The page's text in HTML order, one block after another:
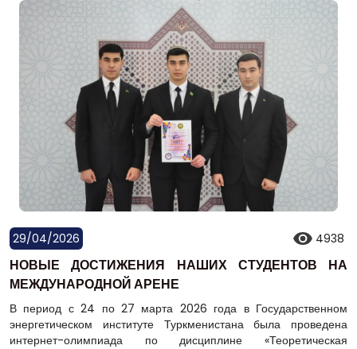
29/04/2026 4938
НОВЫЕ ДОСТИЖЕНИЯ НАШИХ СТУДЕНТОВ НА
МЕЖДУНАРОДНОЙ АРЕНЕ
В период с 24 по 27 марта 2026 года в Государственном
энергетическом институте Туркменистана была проведена
интернет-олимпиада по дисциплине «Теоретическая